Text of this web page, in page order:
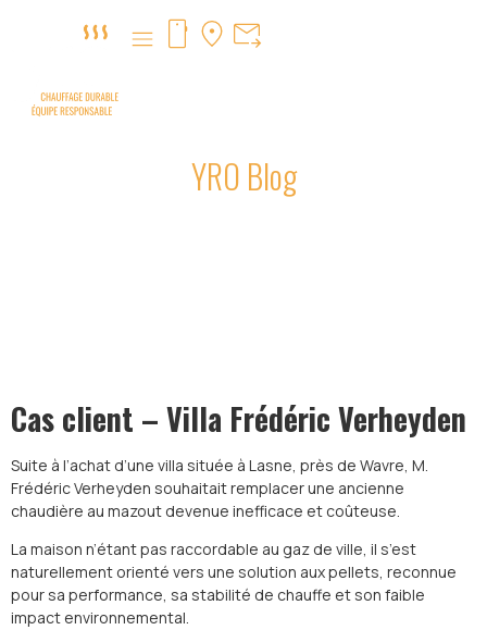
YRO Blog
Installation d’une chaudière à
Cas client – Villa Frédéric Verheyden
Suite à l’achat d’une villa située à Lasne, près de Wavre, M.
Frédéric Verheyden souhaitait remplacer une ancienne
chaudière au mazout devenue inefficace et coûteuse.
La maison n’étant pas raccordable au gaz de ville, il s’est
naturellement orienté vers une solution aux pellets, reconnue
pour sa performance, sa stabilité de chauffe et son faible
impact environnemental.